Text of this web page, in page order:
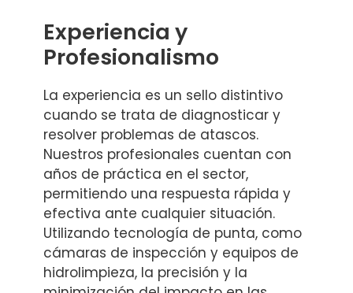
Experiencia y
Profesionalismo
La experiencia es un sello distintivo
cuando se trata de diagnosticar y
resolver problemas de atascos.
Nuestros profesionales cuentan con
años de práctica en el sector,
permitiendo una respuesta rápida y
efectiva ante cualquier situación.
Utilizando tecnología de punta, como
cámaras de inspección y equipos de
hidrolimpieza, la precisión y la